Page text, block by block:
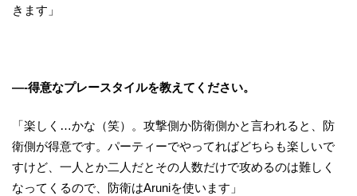
きます」
—-得意なプレースタイルを教えてください。
「楽しく…かな（笑）。攻撃側か防衛側かと言われると、防
衛側が得意です。パーティーでやってればどちらも楽しいで
すけど、一人とか二人だとその人数だけで攻めるのは難しく
なってくるので、防衛はAruniを使います」